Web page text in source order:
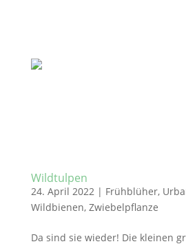
Wildtulpen
24. April 2022| Frühblüher,
Wildbienen, Zwiebelpflanze
Da sind sie wieder! Die kleinen